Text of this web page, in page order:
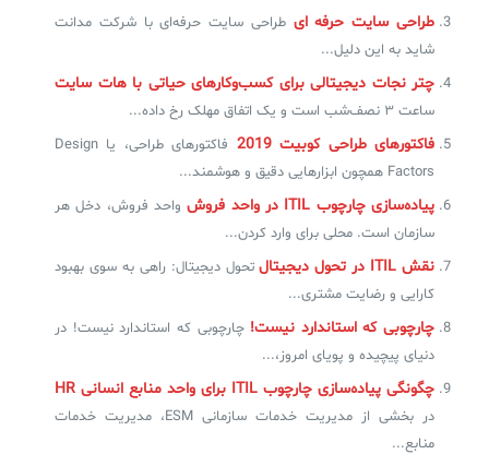
طراحی سایت حرفه ای طراحی سایت حرفه‌ای با شرکت مدانت
شاید به این دلیل...
چتر نجات دیجیتالی برای کسب‌وکارهای حیاتی با هات سایت
ساعت ۳ نصف‌شب است و یک اتفاق مهلک رخ داده...
فاکتورهای طراحی کوبیت 2019
فاکتورهای طراحی، یا Design
Factors همچون ابزارهایی دقیق و هوشمند...
پیاده‌سازی چارچوب ITIL در واحد فروش
واحد فروش، دخل هر
سازمان است. محلی برای وارد کردن...
نقش ITIL در تحول دیجیتال
تحول دیجیتال: راهی به سوی بهبود
کارایی و رضایت مشتری...
چارچوبی که استاندارد نیست! چارچوبی که استاندارد نیست! در
دنیای پیچیده و پویای امروز،...
چگونگی پیاده‌سازی چارچوب ITIL‌ برای واحد منابع انسانی HR
در بخشی از مدیریت خدمات سازمانی ESM، مدیریت خدمات
منابع...